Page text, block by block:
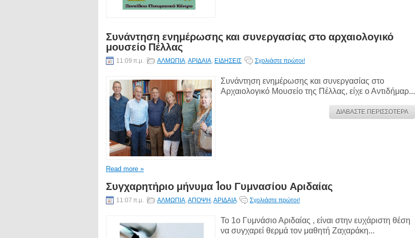
Συνάντηση ενημέρωσης και συνεργασίας στο αρχαιολογικό
μουσείο Πέλλας
11:09 π.μ. ΑΛΜΩΠΙΑ,ΑΡΙΔΑΙΑ, ΕΙΔΗΣΕΙΣ Σχολιάστε πρώτοι!
Συνάντηση ενημέρωσης και συνεργασίας στο
Αρχαιολογικό Μουσείο της Πέλλας, είχε ο Αντιδήμαρ...
ΔΙΑΒΑΣΤΕ ΠΕΡΙΣΣΟΤΕΡΑ
Read more »
Συγχαρητήριο μήνυμα 1ου Γυμνασίου Αριδαίας
11:07 π.μ. ΑΛΜΩΠΙΑ,ΑΠΟΨΗ ,ΑΡΙΔΑΙΑ Σχολιάστε πρώτοι!
Το 1ο Γυμνάσιο Αριδαίας , είναι στην ευχάριστη θέση
να συγχαρεί θερμά τον μαθητή Ζαχαράκη...